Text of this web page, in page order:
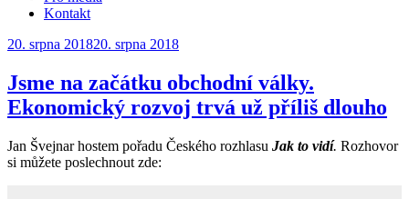
Kontakt
Publikováno:
20. srpna 201820. srpna 2018
Jsme na začátku obchodní války.
Ekonomický rozvoj trvá už příliš dlouho
Jan Švejnar hostem pořadu Českého rozhlasu Jak to vidí. Rozhovor
si můžete poslechnout zde: